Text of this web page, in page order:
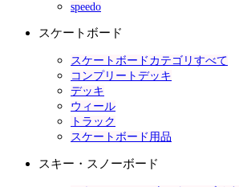
speedo
スケートボード
スケートボードカテゴリすべて
コンプリートデッキ
デッキ
ウィール
トラック
スケートボード用品
スキー・スノーボード